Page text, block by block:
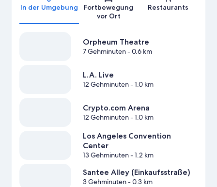
In der Umgebung
Fortbewegung
vor Ort
Restaurants
Orpheum Theatre
7 Gehminuten- 0.6 km
L.A. Live
12 Gehminuten- 1.0 km
Crypto.com Arena
12 Gehminuten- 1.0 km
Los Angeles Convention
Center
13 Gehminuten- 1.2 km
Santee Alley (Einkaufsstraße)
3 Gehminuten- 0.3 km